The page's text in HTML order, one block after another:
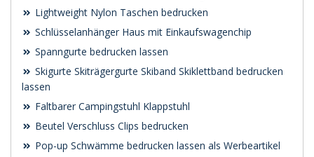
Lightweight Nylon Taschen bedrucken
Schlüsselanhänger Haus mit Einkaufswagenchip
Spanngurte bedrucken lassen
Skigurte Skiträgergurte Skiband Skiklettband bedrucken
lassen
Faltbarer Campingstuhl Klappstuhl
Beutel Verschluss Clips bedrucken
Pop-up Schwämme bedrucken lassen als Werbeartikel